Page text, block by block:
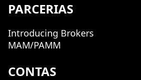
PARCERIAS
Introducing Brokers
MAM/PAMM
CONTAS